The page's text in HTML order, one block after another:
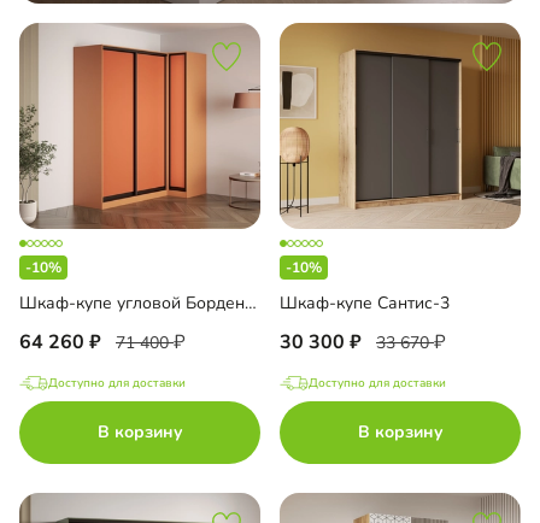
-10%
Шкаф-купе угловой Борден-5-6 1000 Премиум
64 260 71 400
Доступно для доставки
В корзину
-10%
Шкаф-купе Сантис-3
30 300 33 670
Доступно для доставки
В корзину